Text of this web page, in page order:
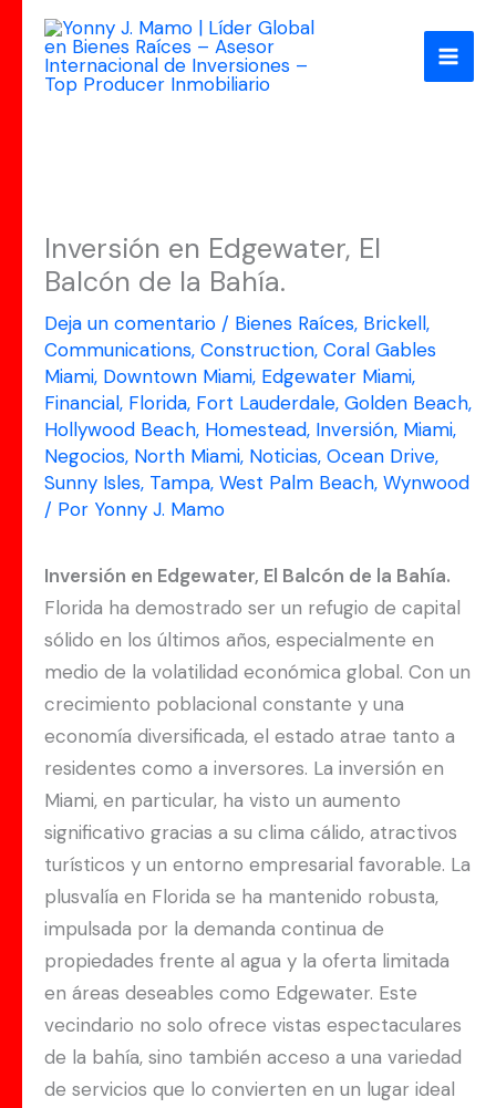
contenido
Inversión en Edgewater, El
Balcón de la Bahía.
Deja un comentario / Bienes Raíces, Brickell,
Communications, Construction, Coral Gables
Miami, Downtown Miami, Edgewater Miami,
Financial, Florida, Fort Lauderdale, Golden Beach,
Hollywood Beach, Homestead, Inversión, Miami,
Negocios, North Miami, Noticias, Ocean Drive,
Sunny Isles, Tampa, West Palm Beach, Wynwood
/ Por Yonny J. Mamo
Inversión en Edgewater, El Balcón de la Bahía.
Florida ha demostrado ser un refugio de capital
sólido en los últimos años, especialmente en
medio de la volatilidad económica global. Con un
crecimiento poblacional constante y una
economía diversificada, el estado atrae tanto a
residentes como a inversores. La inversión en
Miami, en particular, ha visto un aumento
significativo gracias a su clima cálido, atractivos
turísticos y un entorno empresarial favorable. La
plusvalía en Florida se ha mantenido robusta,
impulsada por la demanda continua de
propiedades frente al agua y la oferta limitada
en áreas deseables como Edgewater. Este
vecindario no solo ofrece vistas espectaculares
de la bahía, sino también acceso a una variedad
de servicios que lo convierten en un lugar ideal